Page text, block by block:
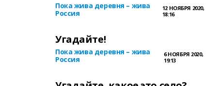
Пока жива деревня – жива
Россия
12 НОЯБРЯ 2020,
18:16
Угадайте!
Пока жива деревня – жива
Россия
6 НОЯБРЯ 2020,
19:13